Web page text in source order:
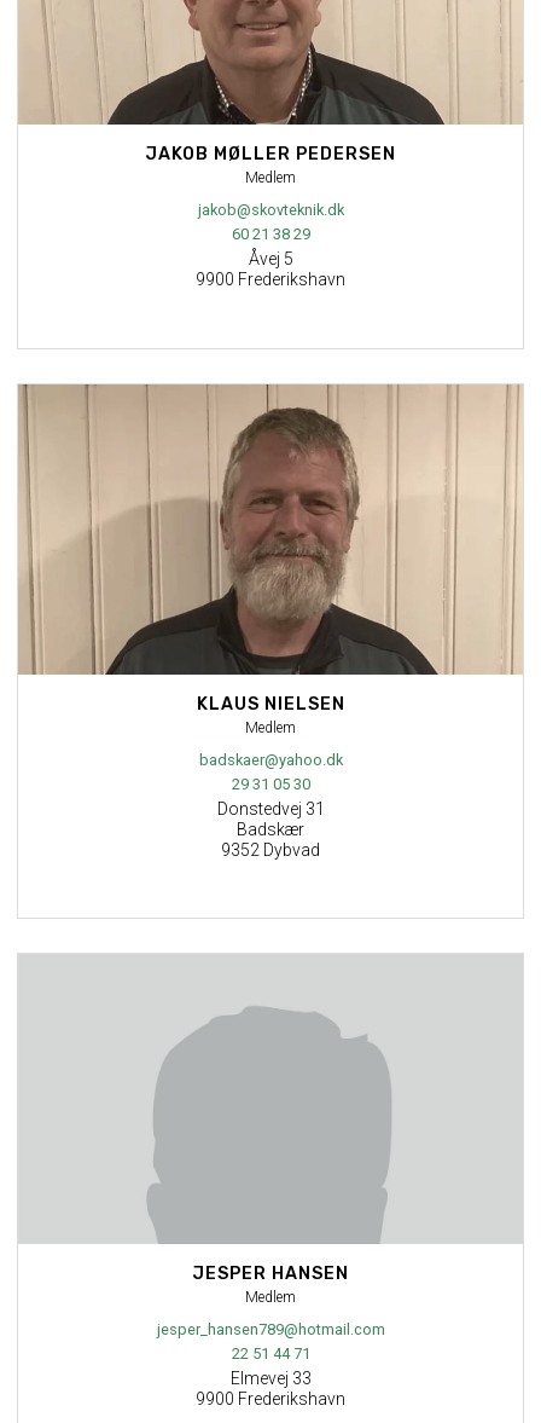
JAKOB MØLLER PEDERSEN
Medlem
jakob@skovteknik.dk
60 21 38 29
Åvej 5
9900 Frederikshavn
KLAUS NIELSEN
Medlem
badskaer@yahoo.dk
29 31 05 30
Donstedvej 31
Badskær
9352 Dybvad
JESPER HANSEN
Medlem
jesper_hansen789@hotmail.com
22 51 44 71
Elmevej 33
9900 Frederikshavn